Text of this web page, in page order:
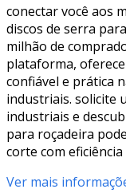
conectar você aos
discos de serra
milhão de
plataforma,
confiável e prática
industriais. solicite
industriais e
para roçadeira
corte com
Ver mais